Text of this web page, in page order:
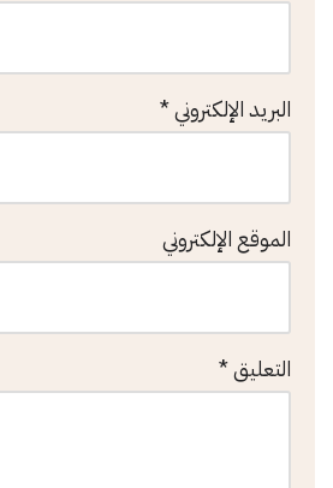
البريد الإلكتروني*
الموقع الإلكتروني
التعليق*